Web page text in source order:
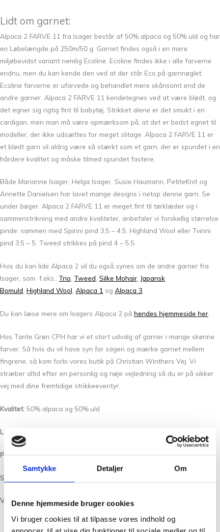
Samtykke Detaljer Om
Denne hjemmeside bruger cookies
Vi bruger cookies til at tilpasse vores indhold og
Lidt om garnet:
Alpaca 2 FARVE 11 fra Isager består af 50% alpaca og 50% uld og har
en Løbelængde på 250m/50 g. Garnet findes også i en mere
miljøbevidst variant nemlig Ecoline. Ecoline findes ikke i alle farverne
endnu, men du kan kende den ved at der står Eco på garnnøglet.
Ecoline farverne er ufarvede og behandlet mere skånsomt end de
andre garner. Alpaca 2 FARVE 11 kendetegnes ved at være blødt, og
det egner sig rigtig fint til babytøj. Strikket alene er det smukt i en
cardigan, men man må være opmærksom på, at det er bedst egnet til
modeller, der ikke udsættes for meget slitage. Alpaca 2 FARVE 11 er
et blødt garn vil aldrig være så stærkt som et garn, der er spundet i en
hårdere kvalitet og måske tilmed spundet fastere.
Både Marianne Isager, Helga Isager, Susie Haumann, PetiteKnit og
Annette Danielsen har lavet mange designs i netop denne garn. Se
under bøger. Alpaca 2 FARVE 11 er meget fint til tørklæder og i
sammenstrikning med andre kvaliteter, anbefaler vi forskellig størrelse
pinde: sammen med Spinni pind 3,5 – 4,5. Highland Wool eller Tvinni
pind 3,5 – 5. Tweed strikkes på pind 4 – 5,5.
Hvis du kan lide Alpaca 2 vil du også synes om de andre garner fra
Isager, som f.eks.: Trio Tweed Silke Mohair Japansk
Bomuld Highland Wool Alpaca 1 og Alpaca 3
Du kan læse mere om Isagers Alpaca 2 på hendes hjemmeside her
Hos Tante Grøn CPH har vi et stort udvalg af garner i mange skønne
farver. Så hvis du vil have syn for sagen og mærke garnet mellem
fingrene, så kom forbi vores butik på Christian Winthers Vej. Vi
stræber altid efter en personlig og nøje vejledning så du er på sikker
vej med dine fremtidige strikkeeventyr.
Kvalitet: 50% alpaca og 50% uld
Løbelængde/Yardage:
Pinde /Needles:3 – 3 1/2 mm
Strikkefasthed/Gauge:
Vask: Håndvask med lunken vand og uldvaskemiddel.